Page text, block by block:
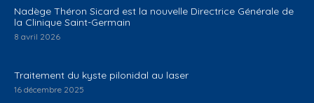
Nadège Théron Sicard est la nouvelle Directrice Générale de
la Clinique Saint-Germain
8 avril 2026
Traitement du kyste pilonidal au laser
16 décembre 2025